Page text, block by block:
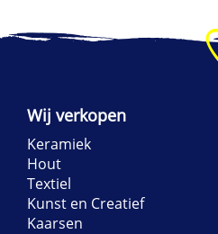
Wij verkopen
Keramiek
Hout
Textiel
Kunst en Creatief
Kaarsen